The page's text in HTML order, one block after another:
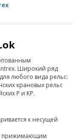
Широкий ряд
любого вида рельс:
крановых рельс
Р и КР.
к несущей
прижимающим